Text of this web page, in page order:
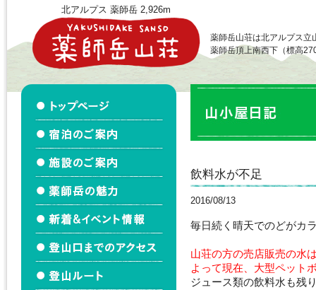
北アルプス 薬師岳 2,926m
薬師岳山荘は北アルプス立
薬師岳頂上南西下（標高
飲料水が不足
2016/08/13
毎日続く晴天でのどがカ
山荘の方の売店販売の水
よって現在、大型ペット
ジュース類の飲料水も残